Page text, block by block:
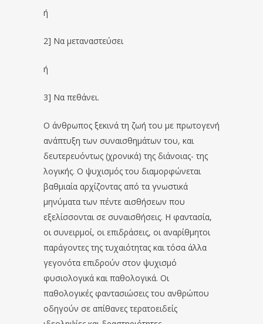
ή
2] Να μεταναστεύσει
ή
3] Να πεθάνει.
Ο άνθρωπος ξεκινά τη ζωή του με πρωτογενή
ανάπτυξη των συναισθημάτων του, και
δευτερευόντως (χρονικά) της διάνοιας- της
λογικής. Ο ψυχισμός του διαμορφώνεται
βαθμιαία αρχίζοντας από τα γνωστικά
μηνύματα των πέντε αισθήσεων που
εξελίσσονται σε συναισθήσεις. Η φαντασία,
οι συνειρμοί, οι επιδράσεις, οι αναρίθμητοι
παράγοντες της τυχαιότητας και τόσα άλλα
γεγονότα επιδρούν στον ψυχισμό
φυσιολογικά και παθολογικά. Οι
παθολογικές φαντασιώσεις του ανθρώπου
οδηγούν σε απίθανες τερατοειδείς